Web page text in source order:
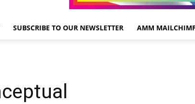
SUBSCRIBE TO OUR NEWSLETTER AMM